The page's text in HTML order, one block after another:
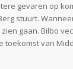
gevaren op
stuurt.
gaan. Bilbo
van